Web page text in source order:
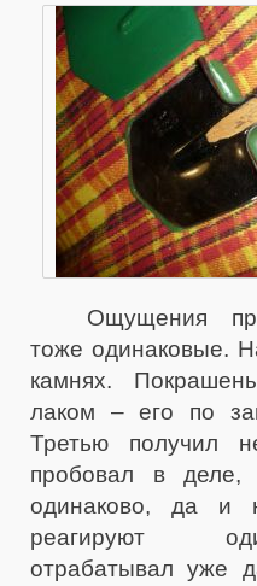
Ощущения
тоже одинаковые.
камнях.
лаком – его по
Третью получил
пробовал в
одинаково, да и
реагируют
отрабатывал уже